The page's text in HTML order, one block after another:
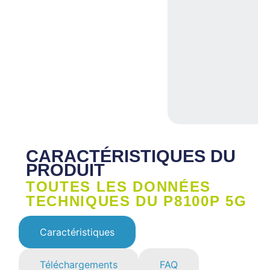
CARACTÉRISTIQUES DU
PRODUIT
TOUTES LES DONNÉES
TECHNIQUES DU P8100P 5G
Caractéristiques
Téléchargements FAQ